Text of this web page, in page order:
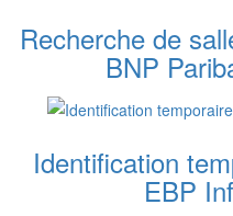
Recherche de
BNP
Identification
EBP